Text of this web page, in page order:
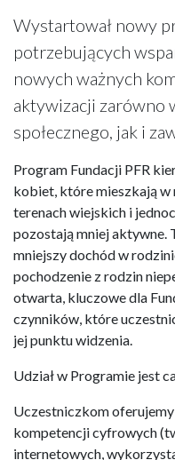
Wystartował nowy
potrzebujących
nowych ważnych
aktywizacji zarówno
społecznego, jak i
Program Fundacji PFR
kobiet, które mieszkają w
terenach wiejskich i
pozostają mniej aktywne.
mniejszy dochód w
pochodzenie z rodzin
otwarta, kluczowe dla
czynników, które
jej punktu widzenia.
Udział w Programie jest
Uczestniczkom
kompetencji cyfrowych
internetowych,